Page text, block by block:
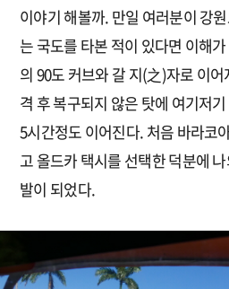
이야기 해볼까. 만일 여러분이 강
는 국도를 타본 적이 있다면 이해
의 90도 커브와 갈 지(之)자로 이
격 후 복구되지 않은 탓에 여기저
5시간정도 이어진다. 처음 바라코
고 올드카 택시를 선택한 덕분에
발이 되었다.